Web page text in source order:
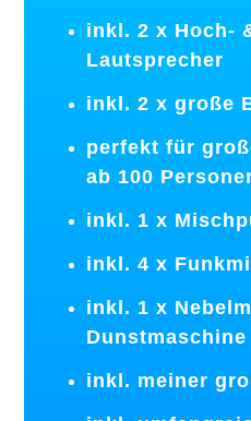
inkl. 2 x Hoch-
Lautsprecher
inkl. 2 x große
perfekt für
ab 100
inkl. 1 x
inkl. 4 x
inkl. 1 x
Dunstmaschine
inkl. meiner